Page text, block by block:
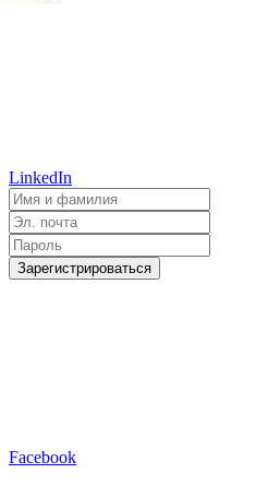
LinkedIn
Зарегистрироваться
Facebook